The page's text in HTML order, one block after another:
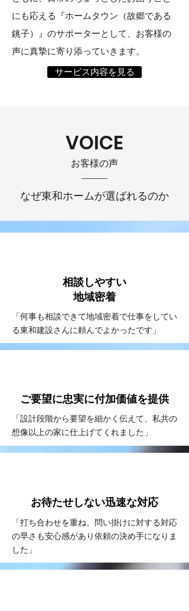
にも応える『ホームタウン（故郷である
銚子）』のサポーターとして、お客様の
声に真摯に寄り添っていきます。
サービス内容を見る
VOICE
お客様の声
なぜ東和ホームが選ばれるのか
相談しやすい
​地域密着
「何事も相談できて地域密着で仕事をしてい
る東和建設さんに頼んでよかったです」
ご要望に忠実に付加価値を提供
「設計段階から要望を細かく伝えて、私共の
想像以上の家に仕上げてくれました」
お待たせしない​迅速な対応
「打ち合わせを重ね、問い掛けに対する対応
の早さも安心感があり依頼の決め手になりま
した」